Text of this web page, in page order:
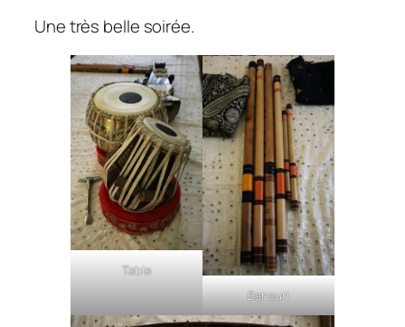
Une très belle soirée.
Tabla
Bansuri